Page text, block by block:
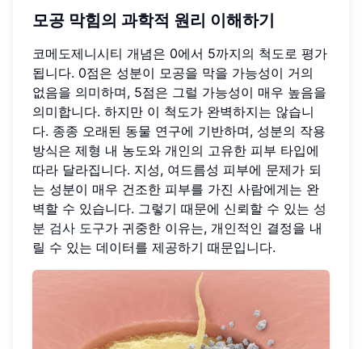
모공 막힘의 과학적 원리 이해하기
코메도제니시티 개념은 0에서 5까지의 척도로 평가
됩니다. 0점은 성분이 모공을 막을 가능성이 거의
없음을 의미하며, 5점은 그럴 가능성이 매우 높음을
의미합니다. 하지만 이 척도가 완벽하지는 않습니
다. 종종 오래된 동물 연구에 기반하며, 성분의 작용
방식은 제형 내 농도와 개인의 고유한 피부 타입에
따라 달라집니다. 지성, 여드름성 피부에 문제가 되
는 성분이 매우 건조한 피부를 가진 사람에게는 완
벽할 수 있습니다. 그렇기 때문에 신뢰할 수 있는 성
분 검사 도구가 귀중한 이유는, 개인적인 결정을 내
릴 수 있는 데이터를 제공하기 때문입니다.